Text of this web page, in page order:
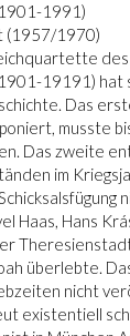
1991)
(1957/1970)
19191) hat
Das
musste
Das zweite
im
Haas, Hans
überlebte.
nicht
existentiell